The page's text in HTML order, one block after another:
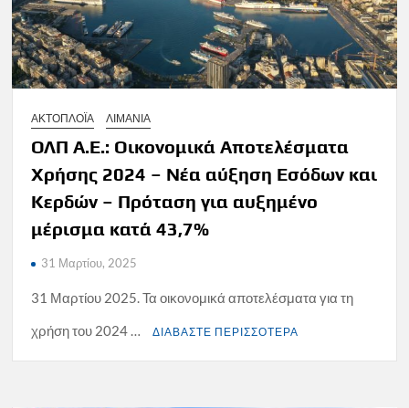
ΑΚΤΟΠΛΟΪΑ ΛΙΜΑΝΙΑ
ΟΛΠ Α.Ε.: Οικονομικά Αποτελέσματα
Χρήσης 2024 – Νέα αύξηση Εσόδων και
Κερδών – Πρόταση για αυξημένο
μέρισμα κατά 43,7%
31 Μαρτίου, 2025
31 Μαρτίου 2025. Τα οικονομικά αποτελέσματα για τη
χρήση του 2024 …
ΔΙΑΒΑΣΤΕ ΠΕΡΙΣΣΟΤΕΡΑ